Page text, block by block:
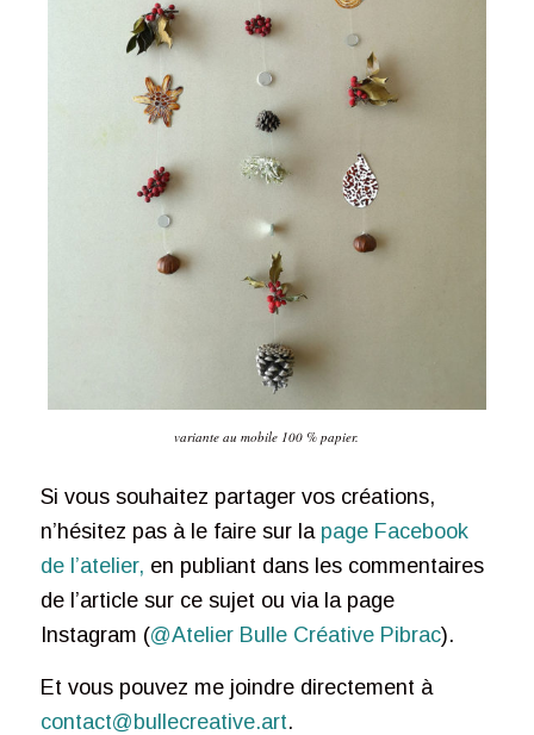
variante au mobile 100 % papier.
Si vous souhaitez partager vos créations,
n’hésitez pas à le faire sur la page Facebook
de l’atelier, en publiant dans les commentaires
de l’article sur ce sujet ou via la page
Instagram (@Atelier Bulle Créative Pibrac).
Et vous pouvez me joindre directement à
contact@bullecreative.art.